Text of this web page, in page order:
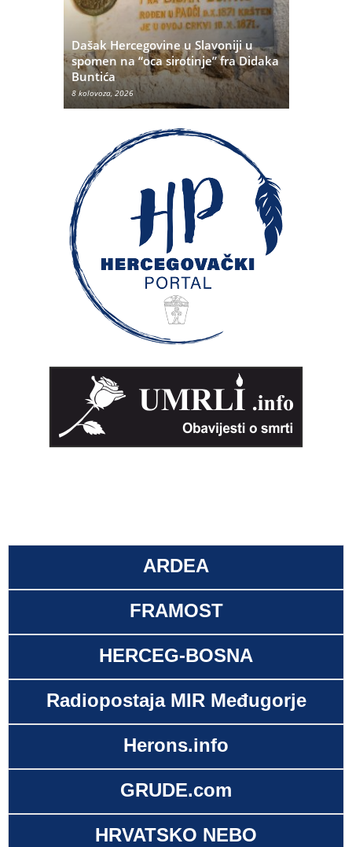
Dašak Hercegovine u Slavoniji u
spomen na “oca sirotinje” fra Didaka
Buntića
8 kolovoza, 2026
ARDEA
FRAMOST
HERCEG-BOSNA
Radiopostaja MIR Međugorje
Herons.info
GRUDE.com
HRVATSKO NEBO